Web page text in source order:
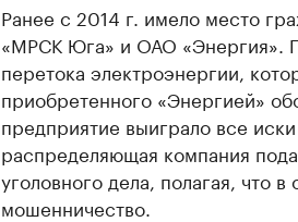
Ранее с 2014 г. имело место
«МРСК Юга» и ОАО «Энергия».
перетока электроэнергии,
приобретенного «Энергией»
предприятие выиграло все
распределяющая компания
уголовного дела, полагая, что
мошенничество.